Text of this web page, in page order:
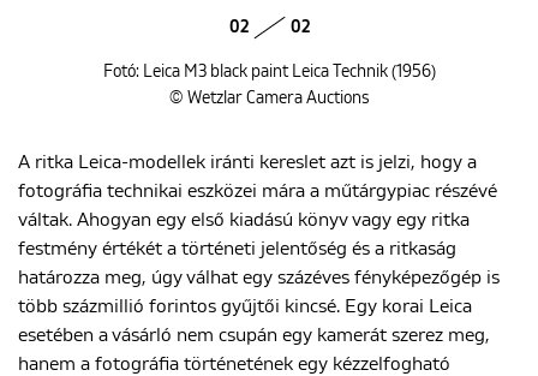
02 02
Fotó: Leica M3 black paint Leica Technik (1956)
© Wetzlar Camera Auctions
A ritka Leica-modellek iránti kereslet azt is jelzi, hogy a
fotográfia technikai eszközei mára a műtárgypiac részévé
váltak. Ahogyan egy első kiadású könyv vagy egy ritka
festmény értékét a történeti jelentőség és a ritkaság
határozza meg, úgy válhat egy százéves fényképezőgép is
több százmillió forintos gyűjtői kincsé. Egy korai Leica
esetében a vásárló nem csupán egy kamerát szerez meg,
hanem a fotográfia történetének egy kézzelfogható